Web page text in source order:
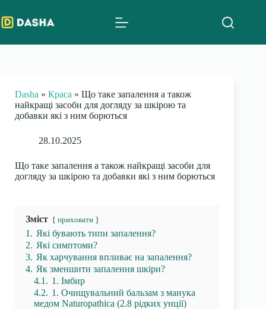
to
content
Dasha » Краса » Що таке запалення а також
найкращі засоби для догляду за шкірою та
добавки які з ним борються
28.10.2025
Що таке запалення а також найкращі засоби для
догляду за шкірою та добавки які з ним борються
Зміст приховати
1. Які бувають типи запалення?
2. Які симптоми?
3. Як харчування впливає на запалення?
4. Як зменшити запалення шкіри?
4.1. 1. Імбир
4.2. 1. Очищувальний бальзам з манука
медом Naturopathica (2.8 рідких унції)